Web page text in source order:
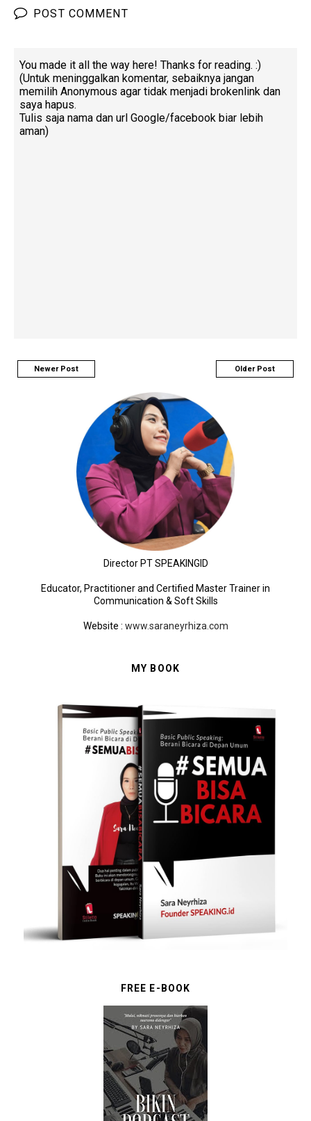
POST COMMENT
You made it all the way here! Thanks for reading. :)
(Untuk meninggalkan komentar, sebaiknya jangan
memilih Anonymous agar tidak menjadi brokenlink dan
saya hapus.
Tulis saja nama dan url Google/facebook biar lebih
aman)
Newer Post Older Post
Director PT SPEAKINGID
Educator, Practitioner and Certified Master Trainer in
Communication & Soft Skills
Website : www.saraneyrhiza.com
MY BOOK
FREE E-BOOK